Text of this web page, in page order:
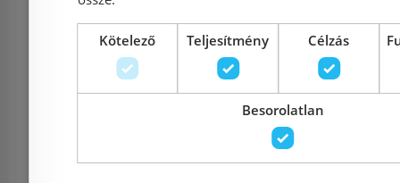
M-Acryl Active Clean
Duravit
Kötelező Teljesítmény Célzás
Besorolatlan